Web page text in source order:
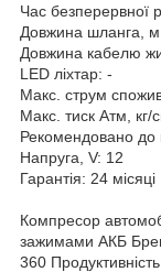
Час безперервної
Довжина шланга,
Довжина кабелю
LED ліхтар: -
Макс. струм
Макс. тиск Атм, кг/
Рекомендовано
Напруга, V: 12
Гарантія: 24 місяці
Компресор
зажимами АКБ
360